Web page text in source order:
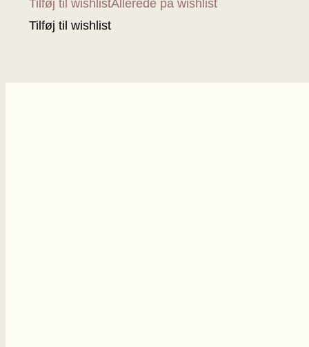
Tilføj til wishlistAllerede på wishlist
Tilføj til wishlist